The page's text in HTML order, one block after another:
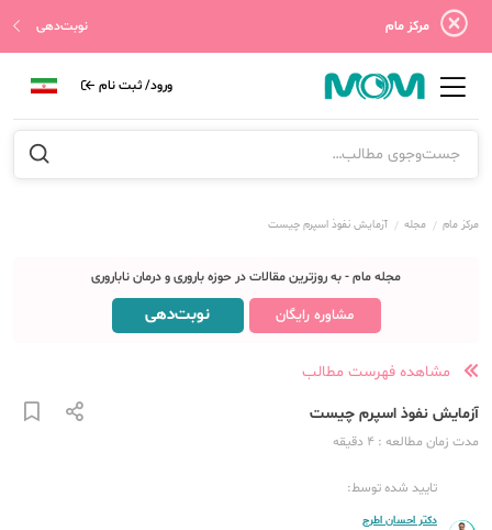
مرکز مام نوبت‌دهی
ورود/ ثبت نام
مرکز مام مجله آزمایش نفوذ اسپرم چیست
مجله مام - به روزترین مقالات در حوزه باروری و درمان ناباروری
مشاوره رایگان نوبت‌دهی
مشاهده فهرست مطالب
آزمایش نفوذ اسپرم چیست
مدت زمان مطالعه : 4 دقیقه
تایید شده توسط:
دکتر احسان اطرج